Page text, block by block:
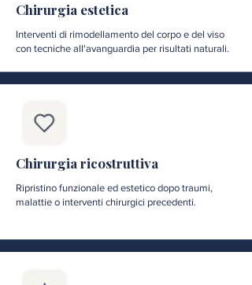
Chirurgia estetica
Interventi di rimodellamento del corpo e del viso
con tecniche all'avanguardia per risultati naturali.
Chirurgia ricostruttiva
Ripristino funzionale ed estetico dopo traumi,
malattie o interventi chirurgici precedenti.